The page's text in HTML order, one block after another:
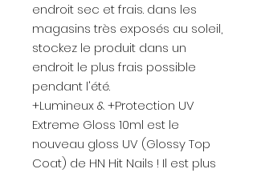
endroit sec et frais. dans les
magasins très exposés au soleil,
stockez le produit dans un
endroit le plus frais possible
pendant l'été.
+Lumineux & +Protection UV
Extreme Gloss 10ml est le
nouveau gloss UV (Glossy Top
Coat) de HN Hit Nails ! Il est plus